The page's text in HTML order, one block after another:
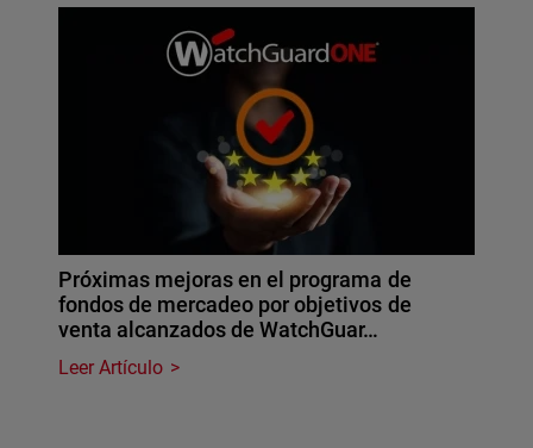
Próximas mejoras en el programa de
fondos de mercadeo por objetivos de
venta alcanzados de WatchGuar…
Leer Artículo